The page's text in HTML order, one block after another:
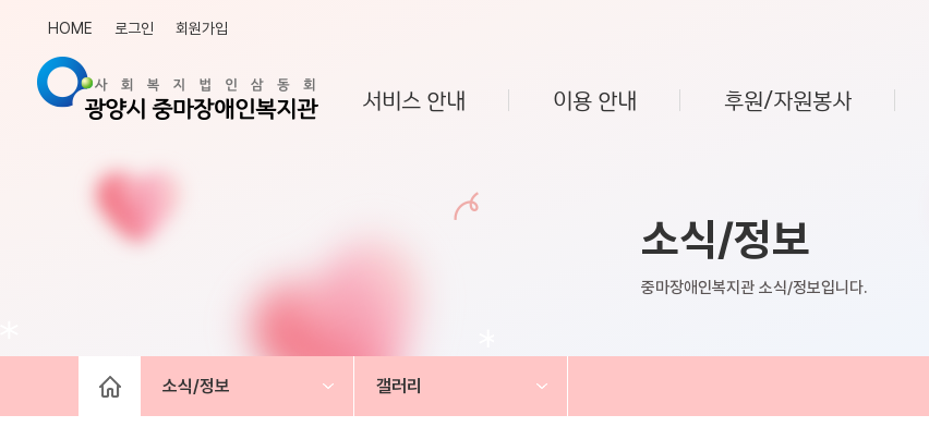
HOME 로그인 회원가입
서비스 안내 이용 안내 후원/자원봉사
소식/정보
중마장애인복지관 소식/정보입니다.
소식/정보 갤러리